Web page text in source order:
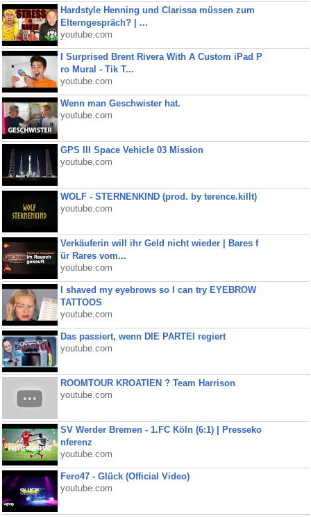
Hardstyle Henning und Clarissa müssen zum
Elterngespräch? | ...
youtube.com
I Surprised Brent Rivera With A Custom iPad P
ro Mural - Tik T...
youtube.com
Wenn man Geschwister hat.
youtube.com
GPS III Space Vehicle 03 Mission
youtube.com
WOLF - STERNENKIND (prod. by terence.killt)
youtube.com
Verkäuferin will ihr Geld nicht wieder | Bares f
ür Rares vom...
youtube.com
I shaved my eyebrows so I can try EYEBROW
TATTOOS
youtube.com
Das passiert, wenn DIE PARTEI regiert
youtube.com
ROOMTOUR KROATIEN ? Team Harrison
youtube.com
SV Werder Bremen - 1.FC Köln (6:1) | Presseko
nferenz
youtube.com
Fero47 - Glück (Official Video)
youtube.com